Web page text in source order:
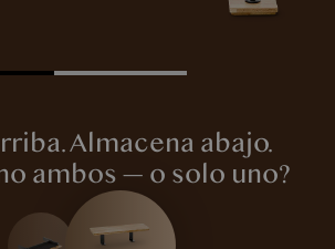
Almacena abajo.
ambos — o solo uno?